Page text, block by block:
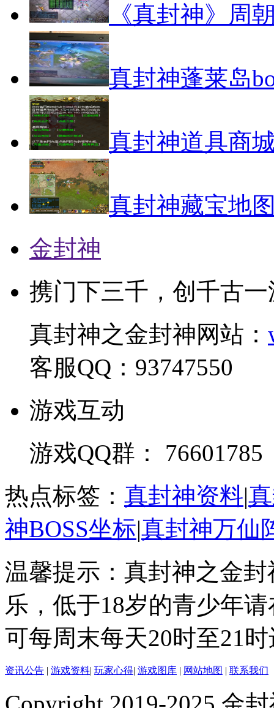
《真封神》周
真封神蓬莱岛
真封神道具商
真封神藏宝地
金封神
携门下三千，创千古一
真封神之金封神网站：
客服QQ：93747550
游戏互动
游戏QQ群： 76601785
热点标签： 真封神资料|
神BOSS坐标|真封神万仙
温馨提示：真封神之金
乐，低于18岁的青少年
可每周末每天20时至21
资讯公告 | 游戏资料| 玩家心得| 游戏图库 | 网站地图 | 联系我们